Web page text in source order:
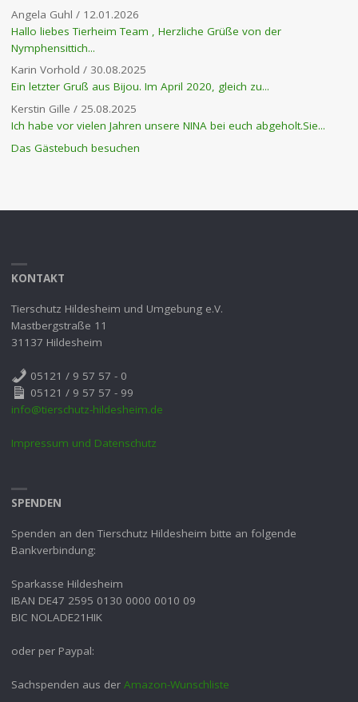
Angela Guhl / 12.01.2026
Hallo liebes Tierheim Team , Herzliche Grüße von der
Nymphensittich...
Karin Vorhold / 30.08.2025
Ein letzter Gruß aus Bijou. Im April 2020, gleich zu...
Kerstin Gille / 25.08.2025
Ich habe vor vielen Jahren unsere NINA bei euch abgeholt.Sie...
Das Gästebuch besuchen
KONTAKT
Tierschutz Hildesheim und Umgebung e.V.
Mastbergstraße 11
31137 Hildesheim
05121 / 9 57 57 - 0
05121 / 9 57 57 - 99
info@tierschutz-hildesheim.de
Impressum und Datenschutz
SPENDEN
Spenden an den Tierschutz Hildesheim bitte an folgende
Bankverbindung:
Sparkasse Hildesheim
IBAN DE47 2595 0130 0000 0010 09
BIC NOLADE21HIK
oder per Paypal:
Sachspenden aus der Amazon-Wunschliste